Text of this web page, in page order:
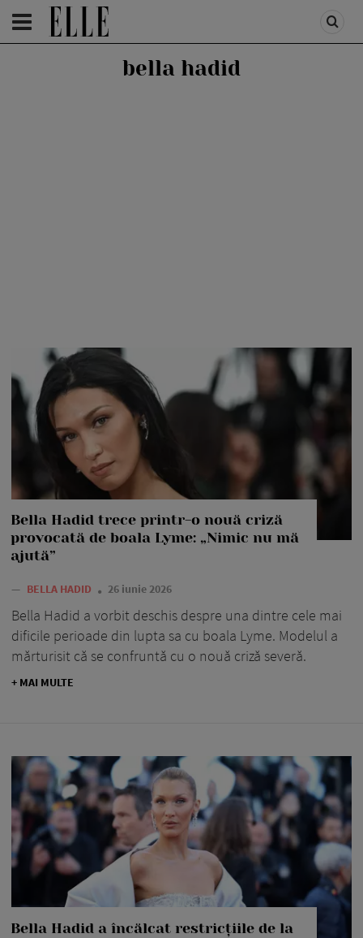
HOMEPAGE /PEOPLE
bella hadid
Bella Hadid trece printr-o nouă criză
provocată de boala Lyme: „Nimic nu mă
ajută”
— BELLA HADID 26 iunie 2026
Bella Hadid a vorbit deschis despre una dintre cele mai
dificile perioade din lupta sa cu boala Lyme. Modelul a
mărturisit că se confruntă cu o nouă criză severă.
+ MAI MULTE
Bella Hadid a încălcat restricțiile de la